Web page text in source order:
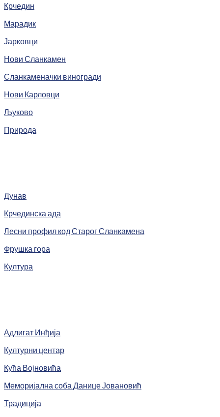
Крчедин
Марадик
Јарковци
Нови Сланкамен
Сланкаменачки виногради
Нови Карловци
Љуково
Природа
Дунав
Крчединска ада
Лесни профил код Старог Сланкамена
Фрушка гора
Култура
Адлигат Инђија
Културни центар
Кућа Војновића
Меморијална соба Данице Јовановић
Традиција